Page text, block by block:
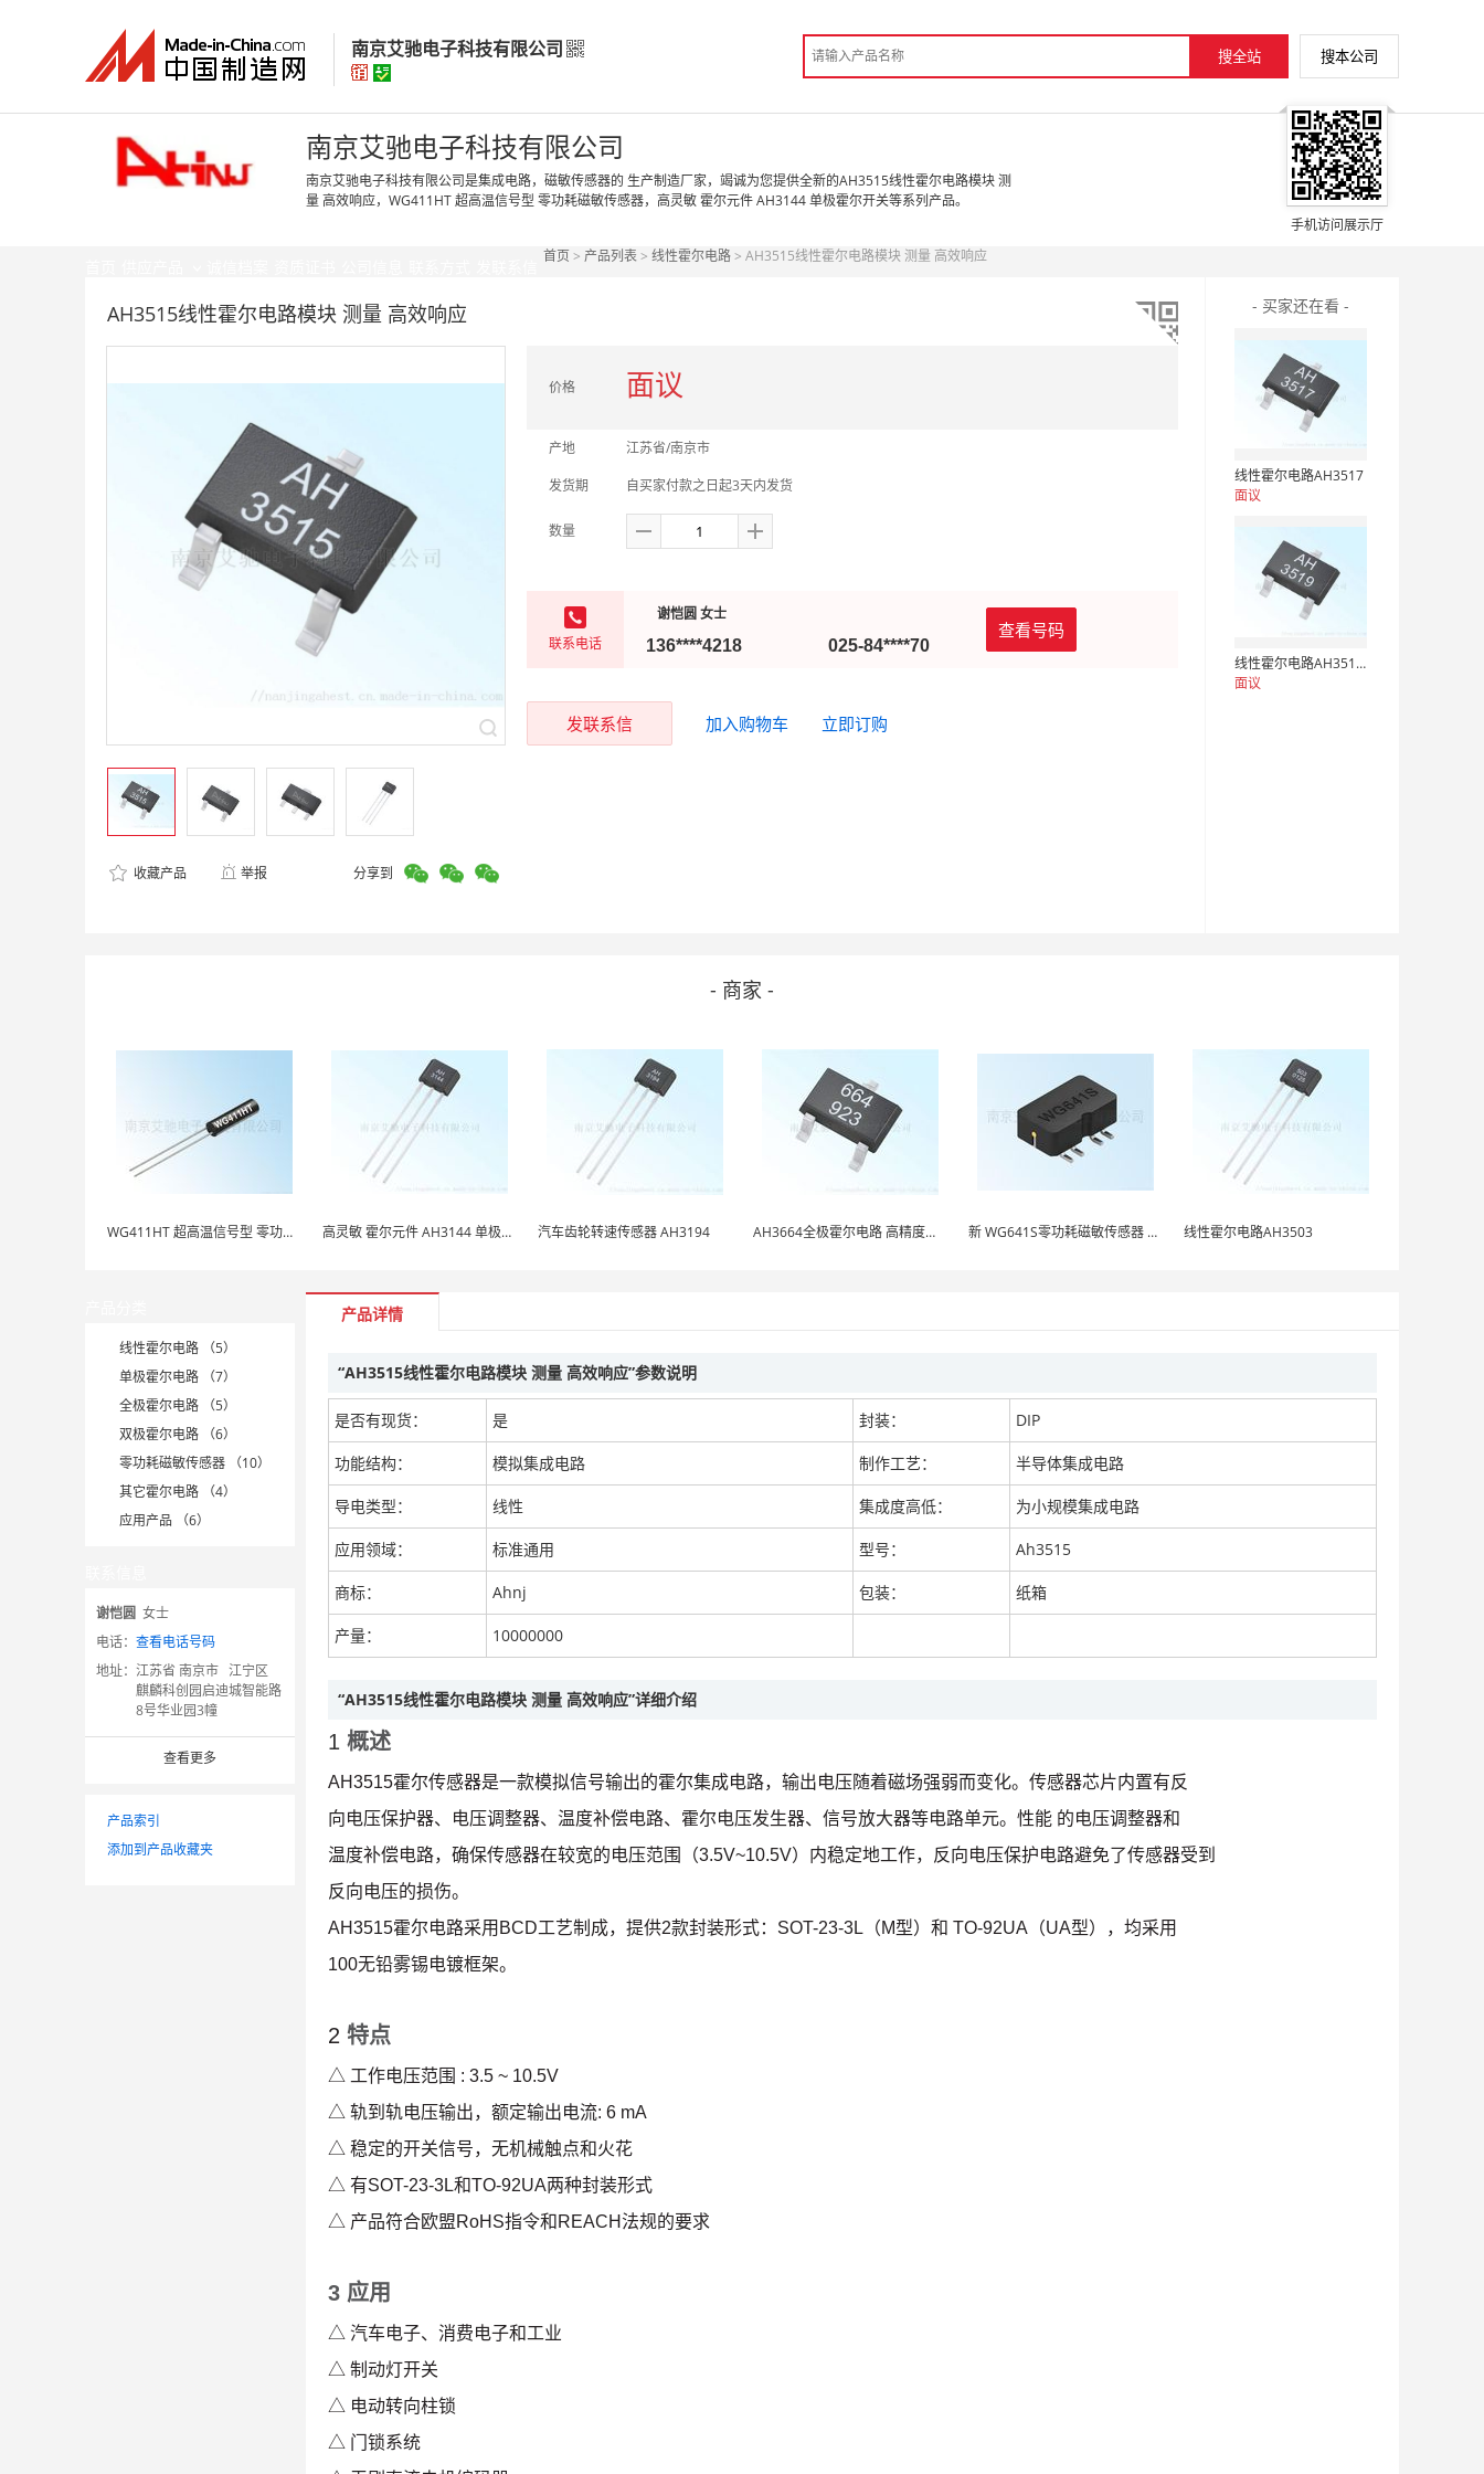
南京艾驰电子科技有限公司
南京艾驰电子科技有限公司
高级版
经营模式： 生产制造
手机访问展示厅
南京艾驰电子科技有限公司
南京艾驰电子科技有限公司是集成电路，磁敏传感器的 生产制造厂家，竭诚为您提供全新的AH3515线性霍尔电路模块 测
量 高效响应，WG411HT 超高温信号型 零功耗磁敏传感器，高灵敏 霍尔元件 AH3144 单极霍尔开关等系列产品。
手机访问展示厅
首页> 产品列表> 线性霍尔电路> AH3515线性霍尔电路模块 测量 高效响应
AH3515线性霍尔电路模块 测量 高效响应 - 买家还在看 -
线性霍尔电路AH3517
面议
线性霍尔电路AH3519 霍尔开关
面议
收藏产品 举报 分享到
价格 面议
产地
江苏省/南京市
发货期
自买家付款之日起3天内发货
数量
联系电话
谢恺圆 女士
136****4218
025-84****70
查看号码
发联系信 加入购物车 立即订购
- 商家 -
WG411HT 超高温信号型 零功耗磁敏传感器 高灵敏 霍尔元件 AH3144 单极霍尔开关 汽车齿轮转速传感器 AH3194 AH3664全极霍尔电路 高精度传感器 新 WG641S零功耗磁敏传感器 功率型韦根 线性霍尔电路AH3503
线性霍尔电路 （5）
单极霍尔电路 （7）
全极霍尔电路 （5）
双极霍尔电路 （6）
零功耗磁敏传感器 （10）
其它霍尔电路 （4）
应用产品 （6）
谢恺圆 女士
电话： 查看电话号码
地址： 江苏省 南京市 江宁区
麒麟科创园启迪城智能路
8号华业园3幢
查看更多
产品索引
添加到产品收藏夹
产品详情
“AH3515线性霍尔电路模块 测量 高效响应”参数说明
是否有现货： 是 封装： DIP
功能结构： 模拟集成电路 制作工艺： 半导体集成电路
导电类型： 线性 集成度高低： 为小规模集成电路
应用领域： 标准通用 型号： Ah3515
商标： Ahnj 包装： 纸箱
产量： 10000000
“AH3515线性霍尔电路模块 测量 高效响应”详细介绍
1 概述
AH3515霍尔传感器是一款模拟信号输出的霍尔集成电路，输出电压随着磁场强弱而变化。传感器芯片内置有反
向电压保护器、电压调整器、温度补偿电路、霍尔电压发生器、信号放大器等电路单元。性能 的电压调整器和
温度补偿电路，确保传感器在较宽的电压范围（3.5V~10.5V）内稳定地工作，反向电压保护电路避免了传感器受到
反向电压的损伤。
AH3515霍尔电路采用BCD工艺制成，提供2款封装形式：SOT-23-3L（M型）和 TO-92UA（UA型），均采用
100无铅雾锡电镀框架。
2 特点
△ 工作电压范围 : 3.5 ~ 10.5V
△ 轨到轨电压输出，额定输出电流: 6 mA
△ 稳定的开关信号，无机械触点和火花
△ 有SOT-23-3L和TO-92UA两种封装形式
△ 产品符合欧盟RoHS指令和REACH法规的要求
3 应用
△ 汽车电子、消费电子和工业
△ 制动灯开关
△ 电动转向柱锁
△ 门锁系统